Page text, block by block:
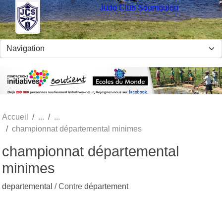
Judo Club Soumoulou
Accueil
championnat départemental minimes
championnat départemental
minimes
departemental / Contre département
Panneau de gestion des cookies